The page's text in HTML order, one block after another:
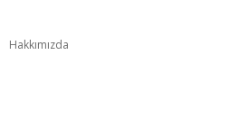
Hakkımızda